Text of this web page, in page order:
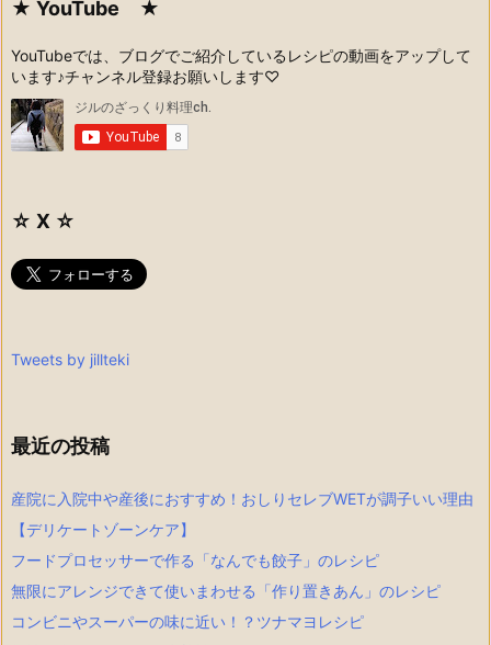
★ YouTube ★
YouTubeでは、ブログでご紹介しているレシピの動画をアップして
います♪チャンネル登録お願いします♡
☆ X ☆
Tweets by jillteki
最近の投稿
産院に入院中や産後におすすめ！おしりセレブWETが調子いい理由
【デリケートゾーンケア】
フードプロセッサーで作る「なんでも餃子」のレシピ
無限にアレンジできて使いまわせる「作り置きあん」のレシピ
コンビニやスーパーの味に近い！？ツナマヨレシピ